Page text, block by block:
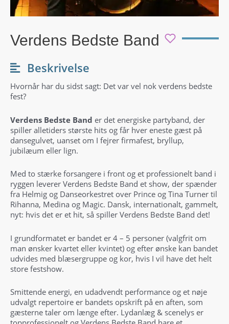
Verdens Bedste Band
Beskrivelse
Hvornår har du sidst sagt: Det var vel nok verdens bedste
fest?
Verdens Bedste Band er det energiske partyband, der
spiller alletiders største hits og får hver eneste gæst på
dansegulvet, uanset om I fejrer firmafest, bryllup,
jubilæum eller lign.
Med to stærke forsangere i front og et professionelt band i
ryggen leverer Verdens Bedste Band et show, der spænder
fra Helmig og Danseorkestret over Prince og Tina Turner til
Rihanna, Medina og Magic. Dansk, internationalt, gammelt,
nyt: hvis det er et hit, så spiller Verdens Bedste Band det!
I grundformatet er bandet er 4 – 5 personer (valgfrit om
man ønsker kvartet eller kvintet) og efter ønske kan bandet
udvides med blæsergruppe og kor, hvis I vil have det helt
store festshow.
Smittende energi, en udadvendt performance og et nøje
udvalgt repertoire er bandets opskrift på en aften, som
gæsterne taler om længe efter. Lydanlæg & scenelys er